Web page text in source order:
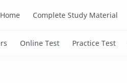
Home Complete Study Material